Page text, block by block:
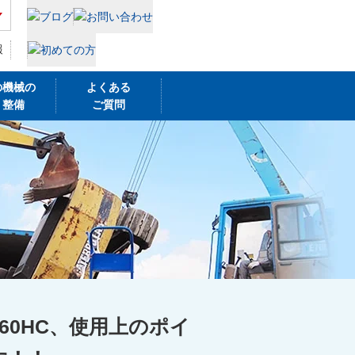
械の
備
よくある
ご質問
、使用上のポイ